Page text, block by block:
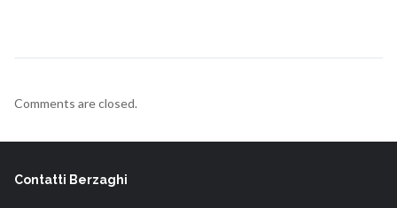
Comments are closed.
Contatti Berzaghi